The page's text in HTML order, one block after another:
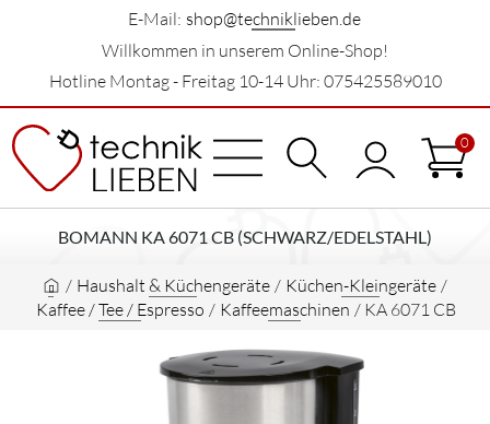
E-Mail: shop@techniklieben.de
Willkommen in unserem Online-Shop!
Hotline Montag - Freitag 10-14 Uhr: 075425589010
0
BOMANN KA 6071 CB (SCHWARZ/EDELSTAHL)
/ Haushalt & Küchengeräte / Küchen-Kleingeräte /
Kaffee / Tee / Espresso / Kaffeemaschinen / KA 6071 CB